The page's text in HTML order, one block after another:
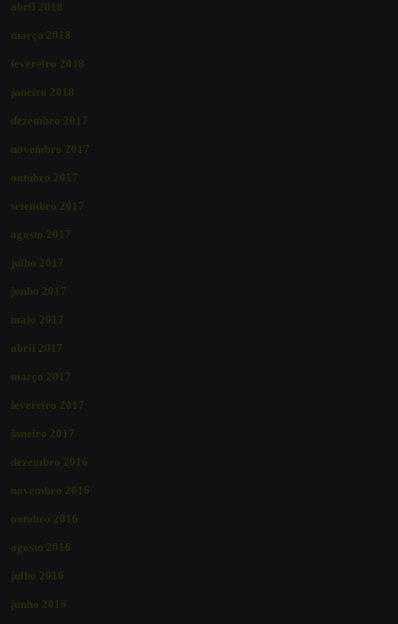
abril 2018
março 2018
fevereiro 2018
janeiro 2018
dezembro 2017
novembro 2017
outubro 2017
setembro 2017
agosto 2017
julho 2017
junho 2017
maio 2017
abril 2017
março 2017
fevereiro 2017
janeiro 2017
dezembro 2016
novembro 2016
outubro 2016
agosto 2016
julho 2016
junho 2016